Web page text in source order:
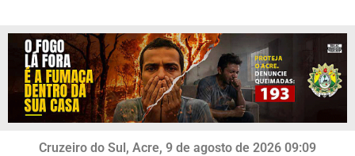
Cruzeiro do Sul, Acre, 9 de agosto de 2026 09:09